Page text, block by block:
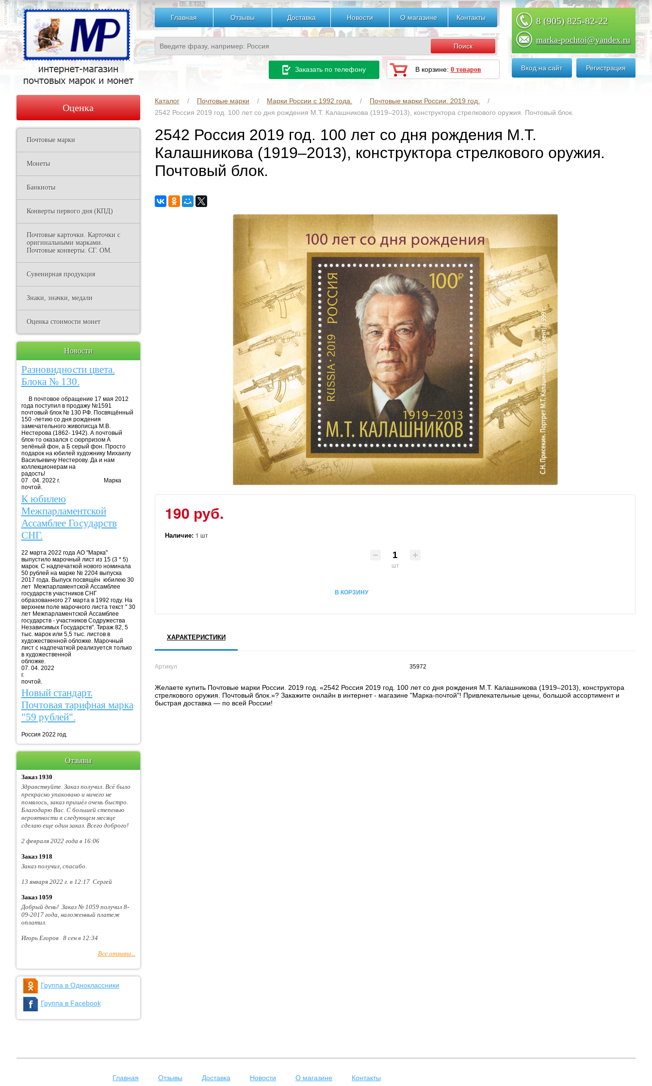
Главная Отзывы Доставка Новости О магазине Контакты 8 (905) 825-82-22
marka-pochtoi@yandex.ru
Вход на сайт Регистрация
Заказать по телефону В корзине: 0 товаров
Каталог Почтовые марки Марки России с 1992 года.
Почтовые марки России. 2019 год.
2542 Россия 2019 год. 100 лет со дня рождения М.Т. Калашникова (1919–2013), конструктора стрелкового оружия. Почтовый блок.
2542 Россия 2019 год. 100 лет со дня рождения М.Т.
Калашникова (1919–2013), конструктора стрелкового оружия.
Почтовый блок.
190 руб.
Наличие: 1 шт
шт
В КОРЗИНУ
ХАРАКТЕРИСТИКИ
Артикул 35972
Желаете купить Почтовые марки России. 2019 год. «2542 Россия 2019 год. 100 лет со дня рождения М.Т. Калашникова (1919–2013), конструктора
стрелкового оружия. Почтовый блок.»? Закажите онлайн в интернет - магазине "Марка-почтой"! Привлекательные цены, большой ассортимент и
быстрая доставка — по всей России!
Оценка
Почтовые марки
Монеты
Банкноты
Конверты первого дня (КПД)
Почтовые карточки. Карточки с
оригинальными марками.
Почтовые конверты. СГ. ОМ.
Сувенирная продукция
Знаки, значки, медали
Оценка стоимости монет
Новости
Разновидности цвета.
Блока № 130.
В почтовое обращение 17 мая 2012
года поступил в продажу №1591
почтовый блок № 130 РФ. Посвящённый
150 -летию со дня рождения
замечательного живописца М.В.
Нестерова (1862- 1942). А почтовый
блок-то оказался с сюрпризом А
зелёный фон, а Б серый фон. Просто
подарок на юбилей художнику Михаилу
Васильевичу Нестерову. Да и нам
коллекционерам на
радость!
07 . 04. 2022 г. Марка
почтой.
К юбилею
Межпарламентской
Ассамблее Государств
СНГ.
22 марта 2022 года АО "Марка"
выпустило марочный лист из 15 (3 * 5)
марок. С надпечаткой нового номинала
50 рублей на марке № 2204 выпуска
2017 года. Выпуск посвящён юбилею 30
лет Межпарламентской Ассамблее
государств участников СНГ
образованного 27 марта в 1992 году. На
верхнем поле марочного листа текст " 30
лет Межпарламентской Ассамблее
государств - участников Содружества
Независимых Государств". Тираж 82, 5
тыс. марок или 5,5 тыс. листов в
художественной обложке. Марочный
лист с надпечаткой реализуется только
в художественной
обложке.
07. 04. 2022
г. Марка
почтой.
Новый стандарт.
Почтовая тарифная марка
"59 рублей".
Россия 2022 год.
Отзывы
Заказ 1930
Здравствуйте. Заказ получил. Всё было
прекрасно упаковано и ничего не
помялось, заказ пришёл очень быстро.
Благодарю Вас. С большей степенью
вероятности в следующем месяце
сделаю еще один заказ. Всего доброго!
2 февраля 2022 года в 16:06
Заказ 1918
Заказ получил, спасибо.
13 января 2022 г. в 12:17 Сергей
Заказ 1059
Добрый день! Заказ № 1059 получил 8-
09-2017 года, наложенный платеж
оплатил.
Игорь Егоров 8 сен в 12:34
Все отзывы...
Группа в Одноклассники
Группа в Facebook
Главная Отзывы Доставка Новости О магазине Контакты